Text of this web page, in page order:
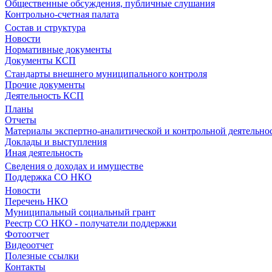
Общественные обсуждения, публичные слушания
Контрольно-счетная палата
Состав и структура
Новости
Нормативные документы
Документы КСП
Стандарты внешнего муниципального контроля
Прочие документы
Деятельность КСП
Планы
Отчеты
Материалы экспертно-аналитической и контрольной
Доклады и выступления
Иная деятельность
Сведения о доходах и имуществе
Поддержка СО НКО
Новости
Перечень НКО
Муниципальный социальный грант
Реестр СО НКО - получатели поддержки
Фотоотчет
Видеоотчет
Полезные ссылки
Контакты